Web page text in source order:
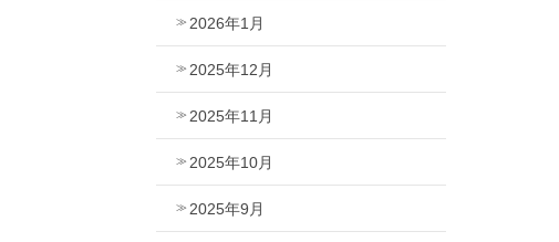
2026年1月
2025年12月
2025年11月
2025年10月
2025年9月